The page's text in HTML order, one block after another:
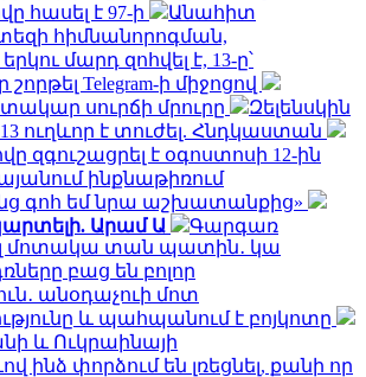
հասել է 97-ի
Անահիտ
հիմնանորոգման,
մարդ զոհվել է, 13-ը՝
Telegram-ի միջոցով
սուրճի մրուրը
Զելենսկին
ուղևոր է տուժել. Հնդկաստան
է օգոստոսի 12-ին
ինքնաթիռում
գոհ եմ նրա աշխատանքից»
Արամ Ա
Գարգառ
մոտակա տան պատին․ կա
բաց են բոլոր
անօդաչուի մոտ
և պահպանում է բոյկոտը
և Ուկրաինայի
ինձ փորձում են լռեցնել, քանի որ